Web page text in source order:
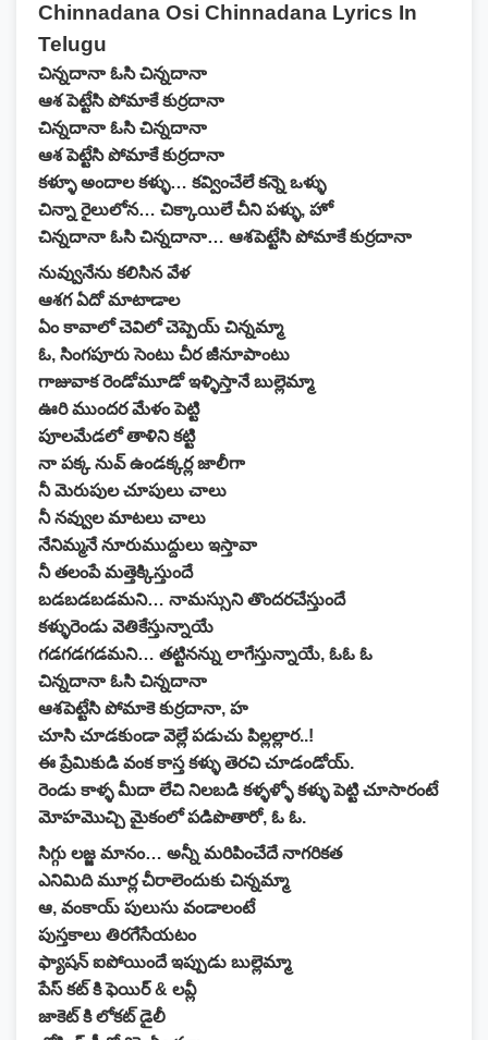
Chinnadana Osi Chinnadana Lyrics In
Telugu
చిన్నదానా ఓసి చిన్నదానా
ఆశ పెట్టేసి పోమాకే కుర్రదానా
చిన్నదానా ఓసి చిన్నదానా
ఆశ పెట్టేసి పోమాకే కుర్రదానా
కళ్ళూ అందాల కళ్ళు… కవ్వించేలే కన్నె ఒళ్ళు
చిన్నా రైలులోన… చిక్కాయిలే చీని పళ్ళు, హో
చిన్నదానా ఓసి చిన్నదానా… ఆశపెట్టేసి పోమాకే కుర్రదానా
నువ్వునేను కలిసిన వేళ
ఆశగ ఏదో మాటాడాల
ఏం కావాలో చెవిలో చెప్పెయ్ చిన్నమ్మా
ఓ, సింగపూరు సెంటు చీర జీనూపాంటు
గాజువాక రెండోమూడో ఇళ్ళిస్తానే బుల్లెమ్మా
ఊరి ముందర మేళం పెట్టి
పూలమేడలో తాళిని కట్టి
నా పక్క నువ్ ఉండక్కర్ల జాలీగా
నీ మెరుపుల చూపులు చాలు
నీ నవ్వుల మాటలు చాలు
నేనిమ్మనే నూరుముద్దులు ఇస్తావా
నీ తలంపే మత్తెక్కిస్తుందే
బడబడబడమని… నామస్సుని తొందరచేస్తుందే
కళ్ళురెండు వెతికేస్తున్నాయే
గడగడగడమని… తట్టినన్ను లాగేస్తున్నాయే, ఓఓ ఓ
చిన్నదానా ఓసి చిన్నదానా
ఆశపెట్టేసి పోమాకె కుర్రదానా, హ
చూసి చూడకుండా వెల్లే పడుచు పిల్లల్లార..!
ఈ ప్రేమికుడి వంక కాస్త కళ్ళు తెరచి చూడండోయ్.
రెండు కాళ్ళ మీదా లేచి నిలబడి కళ్ళళ్ళో కళ్ళు పెట్టి చూసారంటే
మోహమొచ్చి మైకంలో పడిపొతారో, ఓ ఓ.
సిగ్గు లజ్జ మానం… అన్నీ మరిపించేదే నాగరికత
ఎనిమిది మూర్ల చీరాలెందుకు చిన్నమ్మా
ఆ, వంకాయ్ పులుసు వండాలంటే
పుస్తకాలు తిరగేసేయటం
ఫ్యాషన్ ఐపోయిందే ఇప్పుడు బుల్లెమ్మా
పేస్ కట్ కి ఫెయిర్ & లవ్లీ
జాకెట్ కి లోకట్ డైలీ